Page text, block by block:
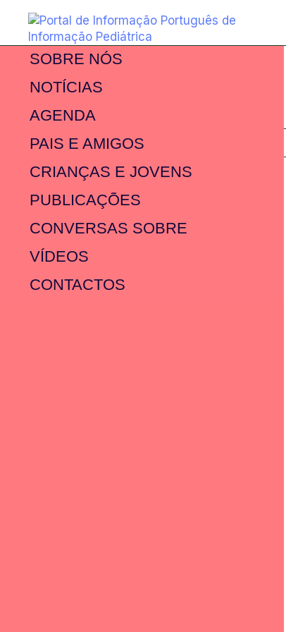
SOBRE NÓS
NOTÍCIAS
AGENDA
PAIS E AMIGOS
CRIANÇAS E JOVENS
PUBLICAÇÕES
CONVERSAS SOBRE
VÍDEOS
CONTACTOS